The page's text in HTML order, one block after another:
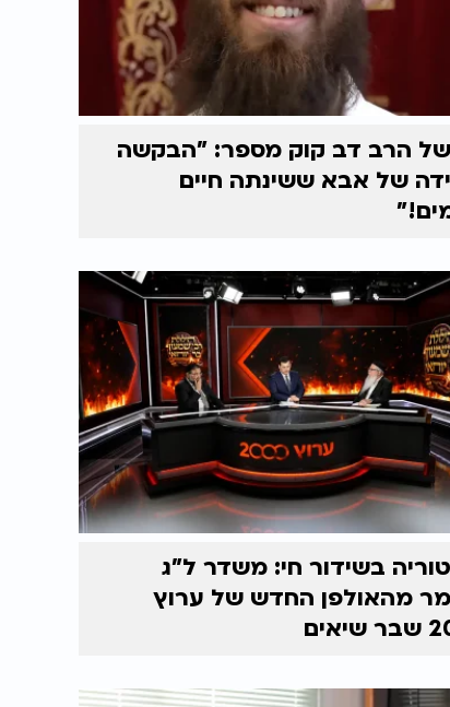
של הרב דב קוק מספר: "הבקשה
של אבא ששינתה חיים
בשידור חי: משדר ל"ג
מהאולפן החדש של ערוץ